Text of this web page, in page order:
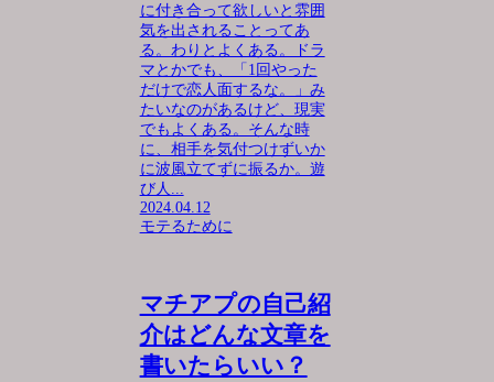
に付き合って欲しいと雰囲
気を出されることってあ
る。わりとよくある。ドラ
マとかでも、「1回やった
だけで恋人面するな。」み
たいなのがあるけど、現実
でもよくある。そんな時
に、相手を気付つけずいか
に波風立てずに振るか。遊
び人...
2024.04.12
モテるために
マチアプの自己紹
介はどんな文章を
書いたらいい？